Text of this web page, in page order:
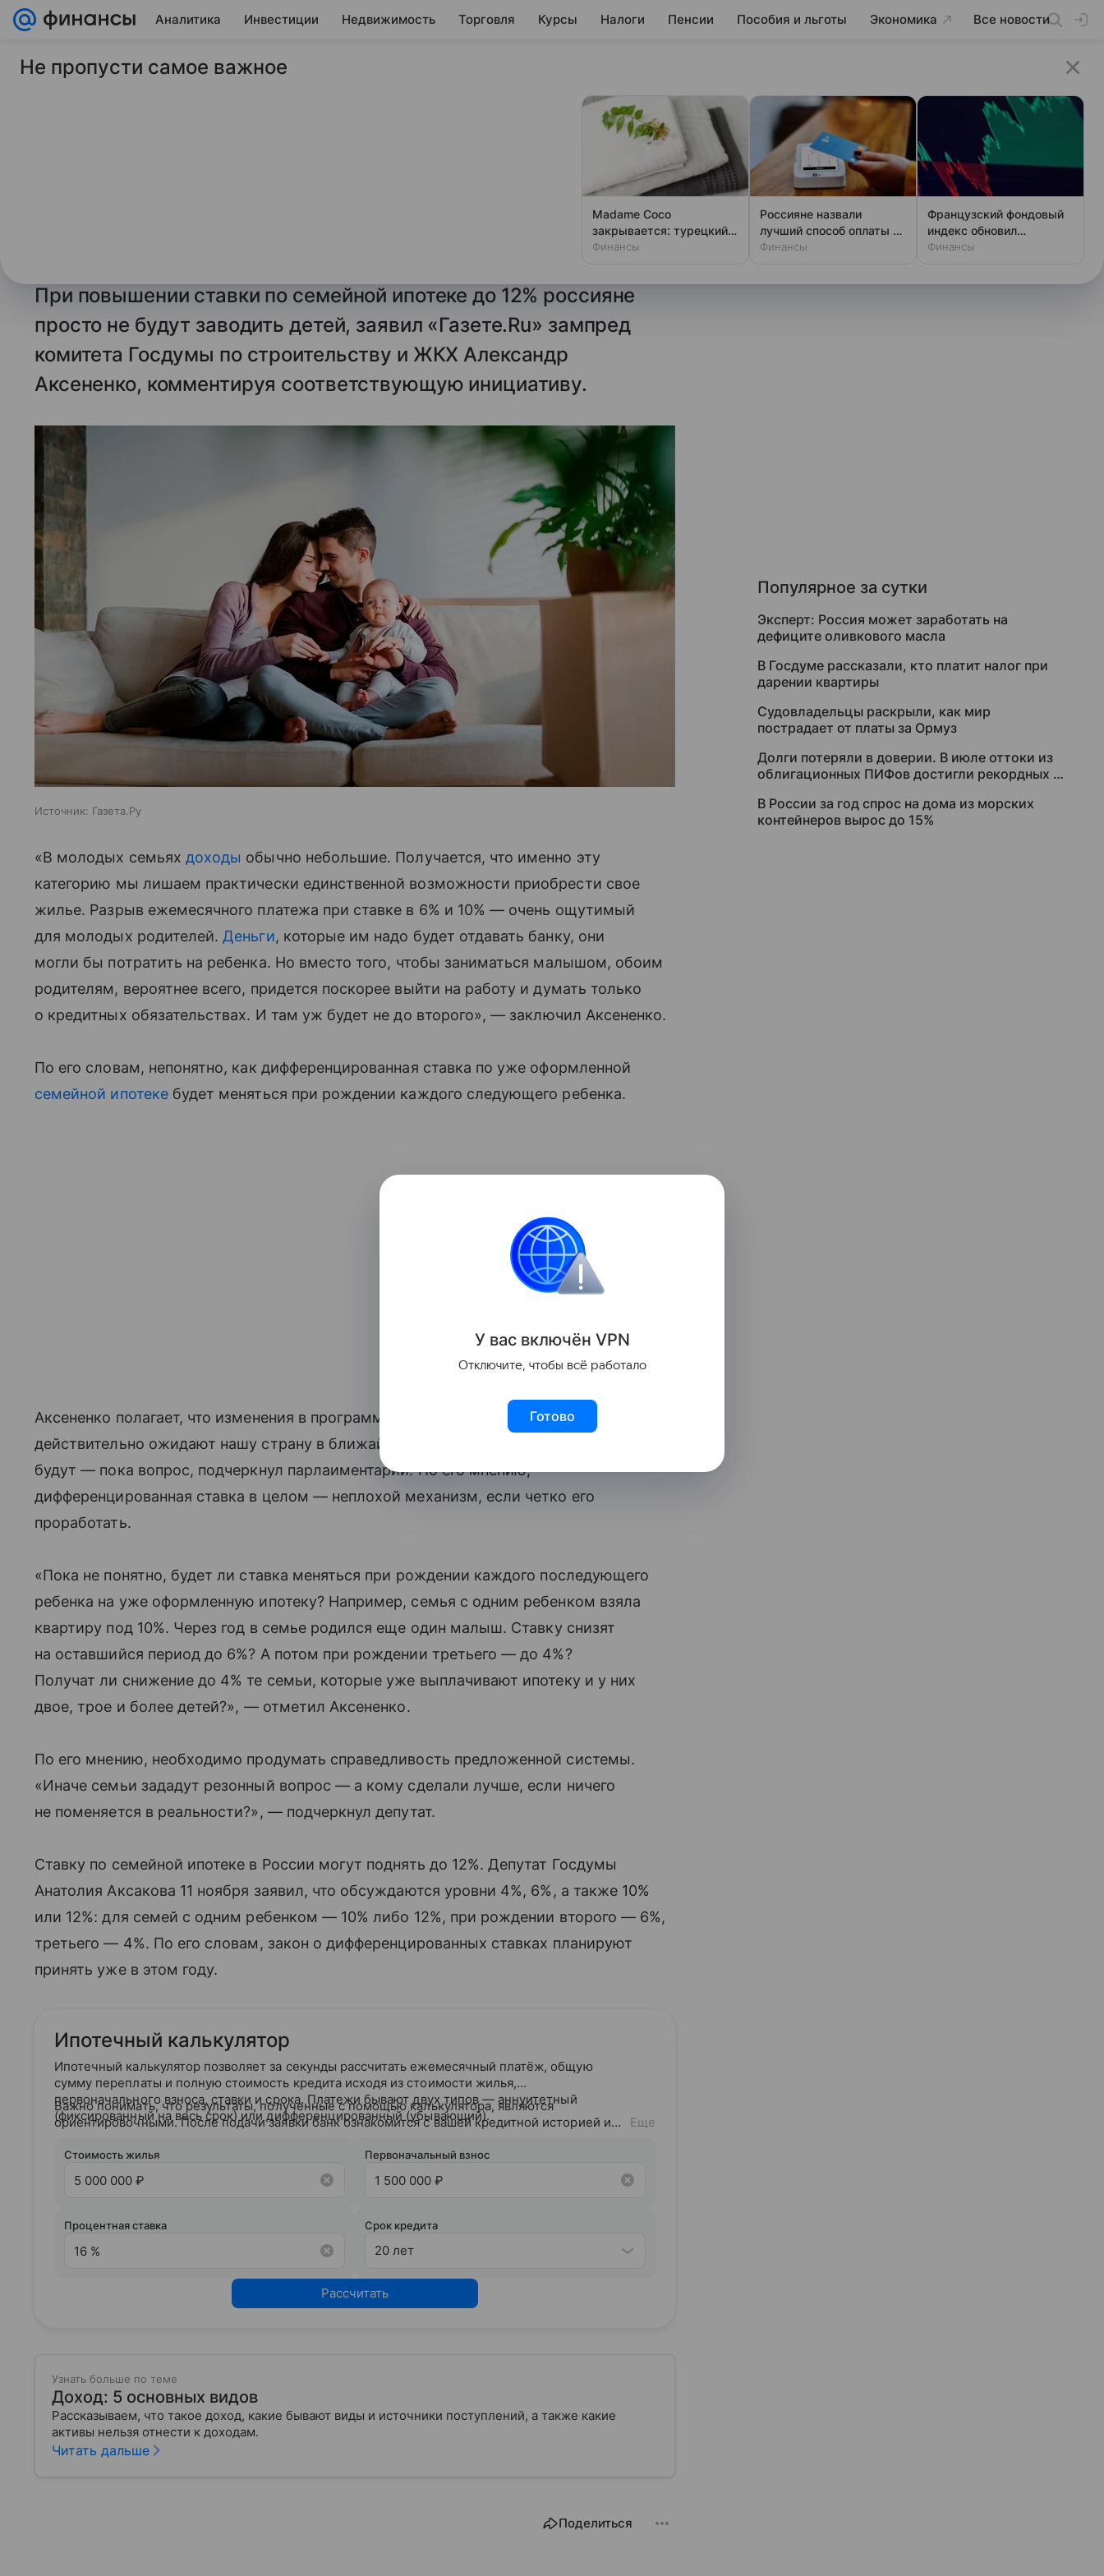
Аналитика Инвестиции Недвижимость Торговля Курсы Налоги Пенсии Пособия и льготы Экономика Все новости
11 ноября 2025 Газета.Ру
«Могли бы потратить на ребенка»: в
Госдуме против семейной ипотеки под
Сейчас большинство молодых семей не заводят даже первого
При повышении ставки по семейной ипотеке до 12% россияне
просто не будут заводить детей, заявил «Газете.Ru» зампред
комитета Госдумы по строительству и ЖКХ Александр
Аксененко, комментируя соответствующую инициативу.
Источник: Газета.Ру
«В молодых семьях доходы обычно небольшие. Получается, что именно эту
категорию мы лишаем практически единственной возможности приобрести свое
жилье. Разрыв ежемесячного платежа при ставке в 6% и 10% — очень ощутимый
для молодых родителей.Деньги, которые им надо будет отдавать банку, они
могли бы потратить на ребенка. Но вместо того, чтобы заниматься малышом, обоим
родителям, вероятнее всего, придется поскорее выйти на работу и думать только
о кредитных обязательствах. И там уж будет не до второго», — заключил Аксененко.
По его словам, непонятно, как дифференцированная ставка по уже оформленной
семейной ипотекебудет меняться при рождении каждого следующего ребенка.
Аксененко полагает, что изменения в программах льготных семейных ипотек
действительно ожидают нашу страну в ближайшем будущем. Какими именно они
будут — пока вопрос, подчеркнул парлаиментарий. По его мнению,
дифференцированная ставка в целом — неплохой механизм, если четко его
проработать.
«Пока не понятно, будет ли ставка меняться при рождении каждого последующего
ребенка на уже оформленную ипотеку? Например, семья с одним ребенком взяла
квартиру под 10%. Через год в семье родился еще один малыш. Ставку снизят
на оставшийся период до 6%? А потом при рождении третьего — до 4%?
Получат ли снижение до 4% те семьи, которые уже выплачивают ипотеку и у них
двое, трое и более детей?», — отметил Аксененко.
По его мнению, необходимо продумать справедливость предложенной системы.
«Иначе семьи зададут резонный вопрос — а кому сделали лучше, если ничего
не поменяется в реальности?», — подчеркнул депутат.
Ставку по семейной ипотеке в России могут поднять до 12%. Депутат Госдумы
Анатолия Аксакова 11 ноября заявил, что обсуждаются уровни 4%, 6%, а также 10%
или 12%: для семей с одним ребенком — 10% либо 12%, при рождении второго — 6%,
третьего — 4%. По его словам, закон о дифференцированных ставках планируют
принять уже в этом году.
Ипотечный калькулятор
Ипотечный калькулятор позволяет за секунды рассчитать ежемесячный платёж, общую
сумму переплаты и полную стоимость кредита исходя из стоимости жилья,
первоначального взноса, ставки и срока. Платежи бывают двух типов — аннуитетный
(фиксированный на весь срок) или дифференцированный (убывающий).
Важно понимать, что результаты, полученные с помощью калькулятора, являются
ориентировочными. После подачи заявки банк ознакомится с вашей кредитной историей и
условия сотрудничества.
Еще
Стоимость жилья Первоначальный взнос
Процентная ставка Срок кредита
20 лет
Рассчитать
Узнать больше по теме
Доход: 5 основных видов
Рассказываем, что такое доход, какие бывают виды и источники поступлений, а также какие
активы нельзя отнести к доходам.
Читать дальше
Поделиться
Популярное за сутки
Эксперт: Россия может заработать на
дефиците оливкового масла
В Госдуме рассказали, кто платит налог при
дарении квартиры
Судовладельцы раскрыли, как мир
пострадает от платы за Ормуз
Долги потеряли в доверии. В июле оттоки из
облигационных ПИФов достигли рекордных 88
В России за год спрос на дома из морских
контейнеров вырос до 15%
Не пропусти самое важное
Madame Coco
закрывается: турецкий
гигант бежит из России
Финансы
Россияне назвали
лучший способ оплаты за
границей
Финансы
Французский фондовый
индекс обновил
исторический рекорд
Финансы
У вас включён VPN
Отключите, чтобы всё работало
Готово